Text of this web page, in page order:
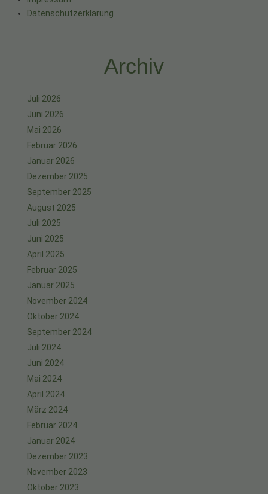
Datenschutzerklärung
Archiv
Juli 2026
Juni 2026
Mai 2026
Februar 2026
Januar 2026
Dezember 2025
September 2025
August 2025
Juli 2025
Juni 2025
April 2025
Februar 2025
Januar 2025
November 2024
Oktober 2024
September 2024
Juli 2024
Juni 2024
Mai 2024
April 2024
März 2024
Februar 2024
Januar 2024
Dezember 2023
November 2023
Oktober 2023